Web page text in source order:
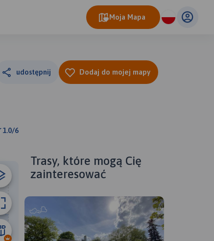
Moja Mapa
udostępnij Dodaj do mojej mapy
1.0/6
km
Trasy, które mogą Cię
zainteresować